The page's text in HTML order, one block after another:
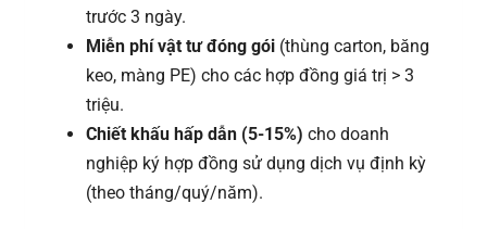
trước 3 ngày.
Miễn phí vật tư đóng gói (thùng carton, băng
keo, màng PE) cho các hợp đồng giá trị > 3
triệu.
Chiết khấu hấp dẫn (5-15%) cho doanh
nghiệp ký hợp đồng sử dụng dịch vụ định kỳ
(theo tháng/quý/năm).